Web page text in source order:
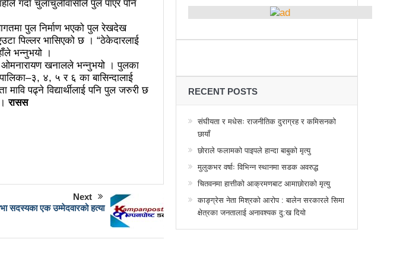
झडपः तीनकुने-वानेश्वर क्षेत्र तनावग्रस्त
च्वाइस अवार्ड
प्रेस सेन्टरको महाधिवेसनमा पुरस्कृत हुँदै यी पत्रकार
मजदुर संगठनहरुको ध्यानाकर्षण पत्र, देशैभर अभियानात्मक कार्यक्रम
स्मृति दिवसमा माओवादी बेलकोटगढी नगरद्वारा वैचारिक, राजनीतिक कार्यशाला
वटा सञ्चार माध्यमको कालोसूची फुकुवा, ३ वटा सूचीकरणबाट हटे
भुकम्पः नेपालमा कडा धक्का महसुस
बिद्यार्थीलाई चलचित्र सिकाउँदै बागमती प्रदेश सरकार
उपनिर्वाचन २०८१: एमालेभन्दा माओवादी प्रभावशाली
गर्दा चुलाचुलीवासीले पुल पाएर पनि
पुल निर्माण भएको पुल रेखदेख
पिल्लर भासिएको छ । “ठेकेदारलाई
भन्नुभयो ।
ओमनारायण खनालले भन्नुभयो । पुलका
४, ५ र ६ का बासिन्दालाई
पढ्ने विद्यार्थीलाई पनि पुल जरुरी छ
रासस
Next
सदस्यका एक उम्मेदवारको हत्या
RECENT POSTS
संघीयता र मधेसः राजनीतिक दुराग्रह र कमिसनको
छायाँ
छोराले फलामको पाइपले हान्दा बाबुको मृत्यु
मुलुकभर वर्षाः विभिन्न स्थानमा सडक अवरुद्ध
चितवनमा हात्तीको आक्रमणबाट आमाछोराको मृत्यु
काङ्ग्रेस नेता मिश्रको आरोप : बालेन सरकारले सिमा
क्षेत्रका जनतालाई अनावश्यक दु:ख दियो